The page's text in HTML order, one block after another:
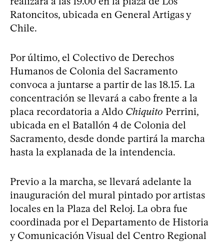
Ratoncitos, ubicada en General Artigas y
Chile.
Por último, el Colectivo de Derechos
Humanos de Colonia del Sacramento
convoca a juntarse a partir de las 18.15. La
concentración se llevará a cabo frente a la
placa recordatoria a Aldo Chiquito Perrini,
ubicada en el Batallón 4 de Colonia del
Sacramento, desde donde partirá la marcha
hasta la explanada de la intendencia.
Previo a la marcha, se llevará adelante la
inauguración del mural pintado por artistas
locales en la Plaza del Reloj. La obra fue
coordinada por el Departamento de Historia
y Comunicación Visual del Centro Regional